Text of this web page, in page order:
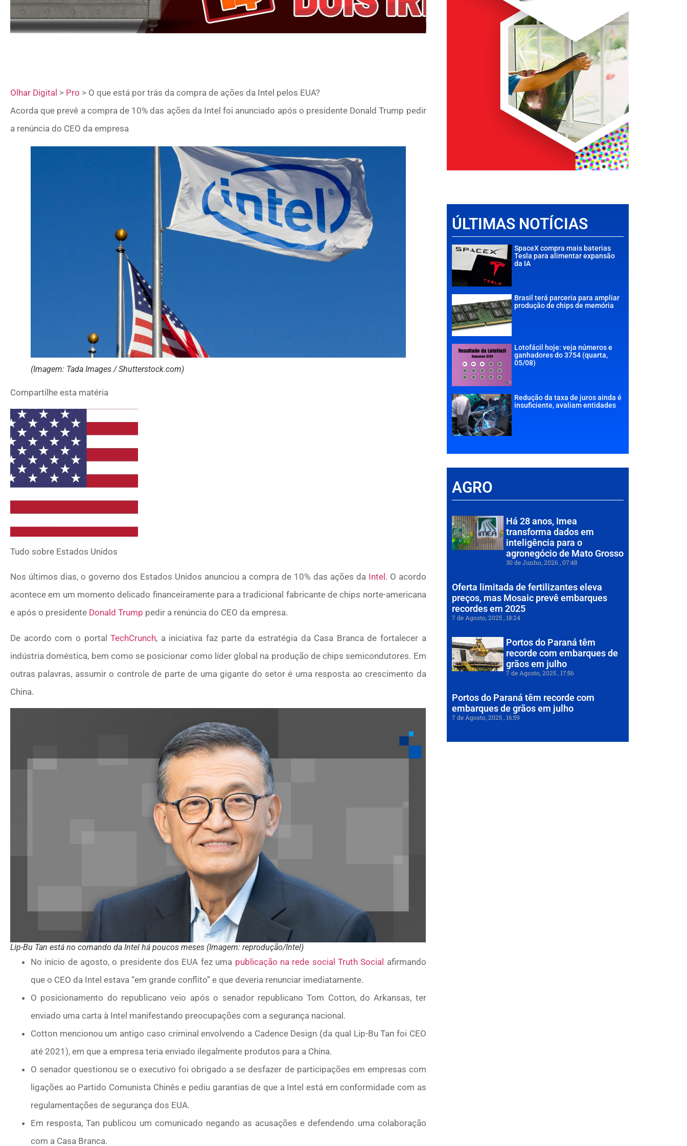
Olhar Digital > Pro > O que está por trás da compra de ações da Intel pelos EUA?
Acorda que prevê a compra de 10% das ações da Intel foi anunciado após o presidente Donald Trump pedir
a renúncia do CEO da empresa
(Imagem: Tada Images / Shutterstock.com)
Compartilhe esta matéria
Tudo sobre Estados Unidos
Nos últimos dias, o governo dos Estados Unidos anunciou a compra de 10% das ações da Intel . O acordo
acontece em um momento delicado financeiramente para a tradicional fabricante de chips norte-americana
e após o presidente Donald Trump pedir a renúncia do CEO da empresa.
De acordo com o portalTechCrunch, a iniciativa faz parte da estratégia da Casa Branca de fortalecer a
indústria doméstica, bem como se posicionar como líder global na produção de chips semicondutores. Em
outras palavras, assumir o controle de parte de uma gigante do setor é uma resposta ao crescimento da
China.
Lip-Bu Tan está no comando da Intel há poucos meses (Imagem: reprodução/Intel)
No início de agosto, o presidente dos EUA fez uma publicação na rede social Truth Social afirmando
que o CEO da Intel estava “em grande conflito” e que deveria renunciar imediatamente.
O posicionamento do republicano veio após o senador republicano Tom Cotton, do Arkansas, ter
enviado uma carta à Intel manifestando preocupações com a segurança nacional.
Cotton mencionou um antigo caso criminal envolvendo a Cadence Design (da qual Lip-Bu Tan foi CEO
até 2021), em que a empresa teria enviado ilegalmente produtos para a China.
O senador questionou se o executivo foi obrigado a se desfazer de participações em empresas com
ligações ao Partido Comunista Chinês e pediu garantias de que a Intel está em conformidade com as
regulamentações de segurança dos EUA.
Em resposta, Tan publicou um comunicado negando as acusações e defendendo uma colaboração
com a Casa Branca.
ÚLTIMAS NOTÍCIAS
SpaceX compra mais baterias
Tesla para alimentar expansão
da IA
Brasil terá parceria para ampliar
produção de chips de memória
Lotofácil hoje: veja números e
ganhadores do 3754 (quarta,
05/08)
Redução da taxa de juros ainda é
insuficiente, avaliam entidades
AGRO
Há 28 anos, Imea
transforma dados em
inteligência para o
agronegócio de Mato Grosso
30 de Junho, 2026 07:48
Oferta limitada de fertilizantes eleva
preços, mas Mosaic prevê embarques
recordes em 2025
7 de Agosto, 2025 18:24
Portos do Paraná têm
recorde com embarques de
grãos em julho
7 de Agosto, 2025 17:56
Portos do Paraná têm recorde com
embarques de grãos em julho
7 de Agosto, 2025 16:59